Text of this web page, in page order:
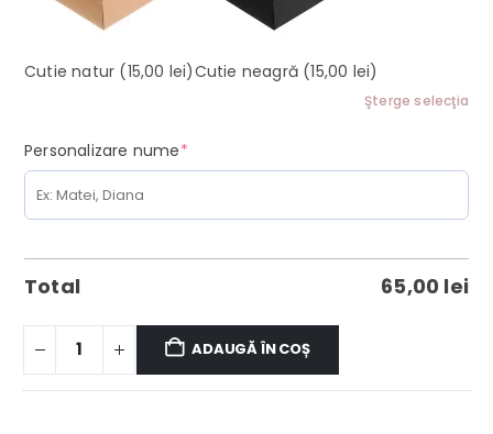
Cutie natur (15,00 lei)Cutie neagră (15,00 lei)
Şterge selecţia
Personalizare nume*(required)
Total 65,00 lei
ADAUGĂ ÎN COȘ